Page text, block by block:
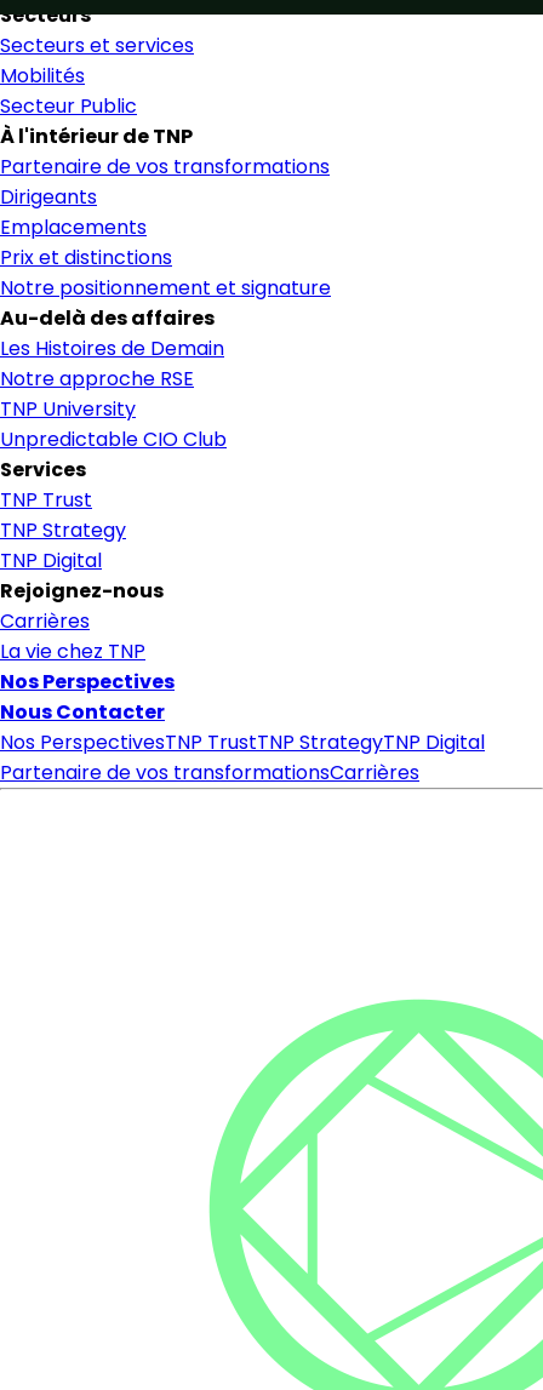
Secteurs
Secteurs et services
Mobilités
Secteur Public
À l'intérieur de TNP
Partenaire de vos transformations
Dirigeants
Emplacements
Prix et distinctions
Notre positionnement et signature
Au-delà des affaires
Les Histoires de Demain
Notre approche RSE
TNP University
Unpredictable CIO Club
Services
TNP Trust
TNP Strategy
TNP Digital
Rejoignez-nous
Carrières
La vie chez TNP
Nos Perspectives
Nous Contacter
Nos PerspectivesTNP TrustTNP StrategyTNP Digital
Partenaire de vos transformationsCarrières